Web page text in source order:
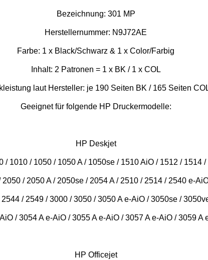
Bezeichnung: 301 MP
Herstellernummer: N9J72AE
Farbe: 1 x Black/Schwarz & 1 x Color/Farbig
Inhalt: 2 Patronen = 1 x BK / 1 x COL
laut Hersteller: je 190 Seiten BK / 165 Seiten
Geeignet für folgende HP Druckermodelle:
HP Deskjet
/ 1010 / 1050 / 1050 A / 1050se / 1510 AiO / 1512 / 1514 /
2050 / 2050 A / 2050se / 2054 A / 2510 / 2514 / 2540 e-
2544 / 2549 / 3000 / 3050 / 3050 A e-AiO / 3050se /
/ 3054 A e-AiO / 3055 A e-AiO / 3057 A e-AiO / 3059 A
HP Officejet